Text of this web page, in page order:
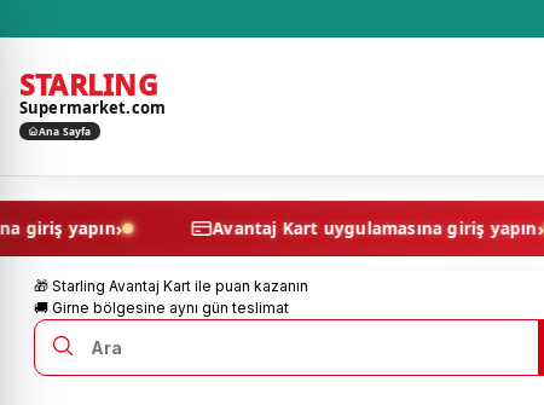
STARLING
Supermarket.com
Ana Sayfa
giriş yapın Avantaj Kart uygulamasına giriş
🎁 Starling Avantaj Kart ile puan kazanın
🚚 Girne bölgesine aynı gün teslimat